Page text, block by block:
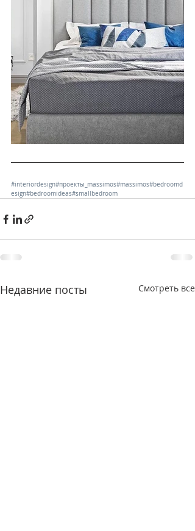
#interiordesign#проекты_massimos#massimos#bedroomd
esign#bedroomideas#smallbedroom
Недавние посты Смотреть все